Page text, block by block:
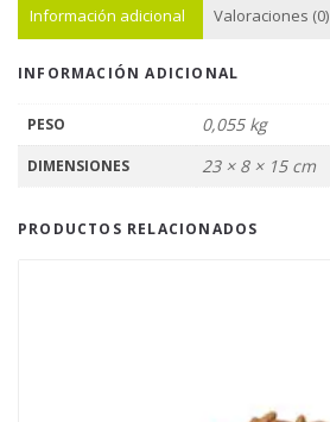
Información adicional Valoraciones (0)
INFORMACIÓN ADICIONAL
PESO 0,055 kg
DIMENSIONES 23 × 8 × 15 cm
PRODUCTOS RELACIONADOS